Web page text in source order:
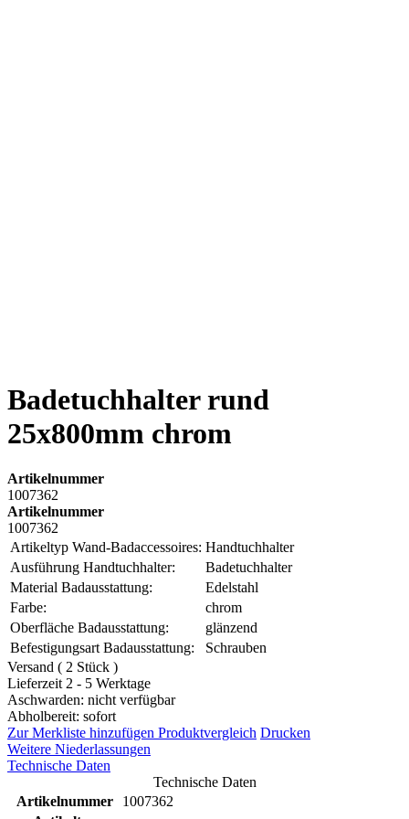
Badetuchhalter rund
25x800mm chrom
Artikelnummer
1007362
Artikelnummer
1007362
Artikeltyp Wand-Badaccessoires: Handtuchhalter
Ausführung Handtuchhalter:
Badetuchhalter
Material Badausstattung:
Edelstahl
Farbe:
chrom
Oberfläche Badausstattung:
glänzend
Befestigungsart Badausstattung:
Schrauben
Versand ( 2 Stück )
Lieferzeit 2 - 5 Werktage
Aschwarden: nicht verfügbar
Abholbereit: sofort
Zur Merkliste hinzufügen Produktvergleich Drucken
Weitere Niederlassungen
Technische Daten
Technische Daten
Artikelnummer
1007362